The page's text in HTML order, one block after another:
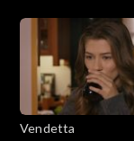
Vendetta